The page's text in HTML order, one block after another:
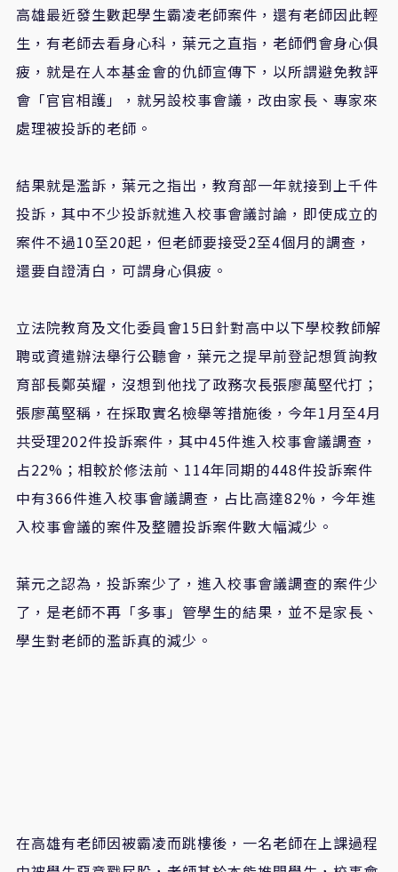
高雄最近發生數起學生霸凌老師案件，還有老師因此輕
生，有老師去看身心科，葉元之直指，老師們會身心俱
疲，就是在人本基金會的仇師宣傳下，以所謂避免教評
會「官官相護」，就另設校事會議，改由家長、專家來
處理被投訴的老師。
結果就是濫訴，葉元之指出，教育部一年就接到上千件
投訴，其中不少投訴就進入校事會議討論，即使成立的
案件不過10至20起，但老師要接受2至4個月的調查，
還要自證清白，可謂身心俱疲。
立法院教育及文化委員會15日針對高中以下學校教師解
聘或資遣辦法舉行公聽會，葉元之提早前登記想質詢教
育部長鄭英耀，沒想到他找了政務次長張廖萬堅代打；
張廖萬堅稱，在採取實名檢舉等措施後，今年1月至4月
共受理202件投訴案件，其中45件進入校事會議調查，
占22%；相較於修法前、114年同期的448件投訴案件
中有366件進入校事會議調查，占比高達82%，今年進
入校事會議的案件及整體投訴案件數大幅減少。
葉元之認為，投訴案少了，進入校事會議調查的案件少
了，是老師不再「多事」管學生的結果，並不是家長、
學生對老師的濫訴真的減少。
在高雄有老師因被霸凌而跳樓後，一名老師在上課過程